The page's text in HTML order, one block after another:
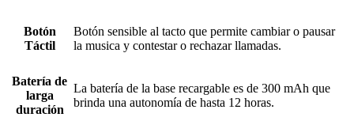
Botón
Táctil
Botón sensible al tacto que permite cambiar o pausar
la musica y contestar o rechazar llamadas.
Batería de
larga
duración
La batería de la base recargable es de 300 mAh que
brinda una autonomía de hasta 12 horas.